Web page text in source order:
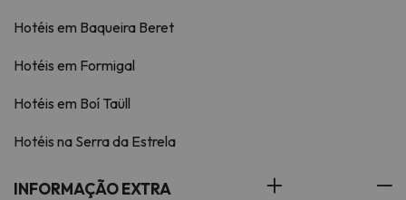
Hotéis em Baqueira Beret
Hotéis em Formigal
Hotéis em Boí Taüll
Hotéis na Serra da Estrela
INFORMAÇÃO EXTRA